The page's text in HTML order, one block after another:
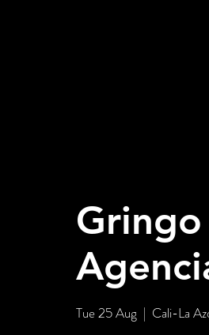
Gringo
Tue 25 Aug
  |
Cali-La